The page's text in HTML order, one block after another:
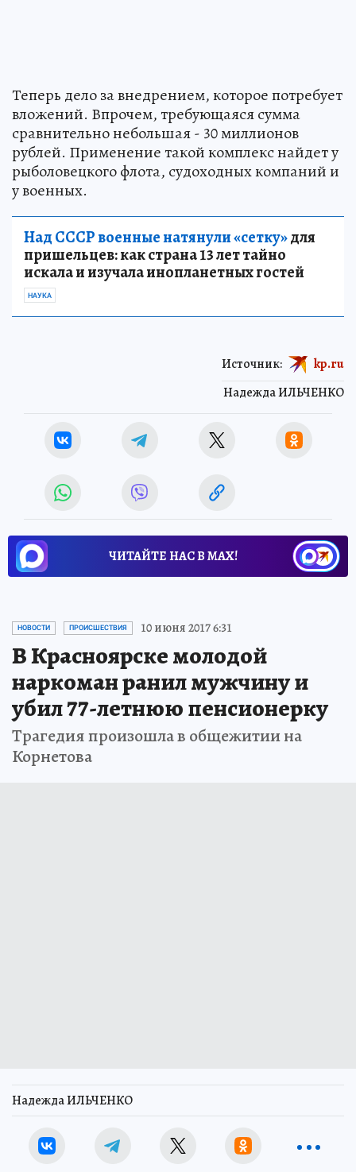
Теперь дело за внедрением, которое потребует
вложений. Впрочем, требующаяся сумма
сравнительно небольшая - 30 миллионов
рублей. Применение такой комплекс найдет у
рыболовецкого флота, судоходных компаний и
у военных.
Над СССР военные натянули «сетку»для
пришельцев: как страна 13 лет тайно
искала и изучала инопланетных гостей
НАУКА
Надежда ИЛЬЧЕНКО
Источник: kp.ru
ЧИТАЙТЕ НАС В МАХ!
НОВОСТИ ПРОИСШЕСТВИЯ 10 июня 2017 6:31
В Красноярске молодой
наркоман ранил мужчину и
убил 77-летнюю пенсионерку
Трагедия произошла в общежитии на
Корнетова
Надежда ИЛЬЧЕНКО